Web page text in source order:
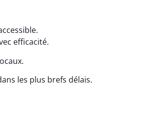
efficacité.
les plus brefs délais.